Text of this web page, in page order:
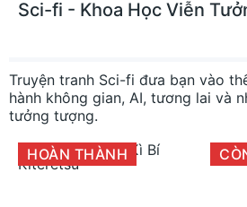
Sci-fi - Khoa Học Viễn
Truyện tranh Sci-fi đưa bạn vào
hành không gian, AI, tương lai và
tưởng tượng.
HOÀN THÀNH